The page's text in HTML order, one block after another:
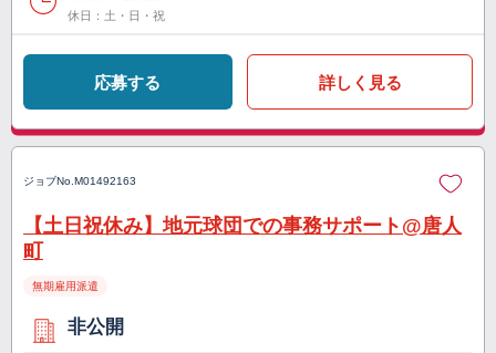
休日：土・日・祝
応募する 詳しく見る
ジョブNo. M01492163
【土日祝休み】地元球団での事務サポート@唐人
町
無期雇用派遣
非公開